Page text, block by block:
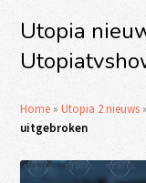
Utopia
Home »Utopia 2 nieuws »
uitgebroken